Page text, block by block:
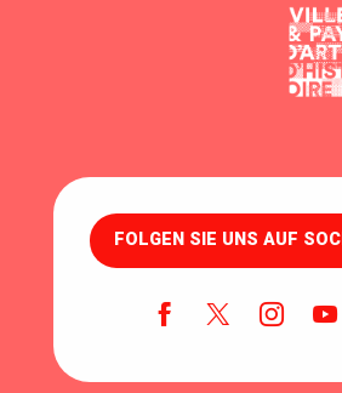
FOLGEN SIE UNS AUF